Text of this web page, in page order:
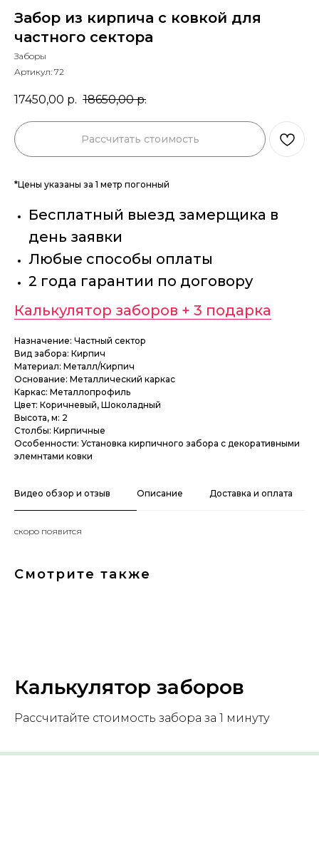
Забор из кирпича с ковкой для
частного сектора
Заборы
Артикул: 72
17450,00 р. 18650,00 р.
Рассчитать стоимость
*Цены указаны за 1 метр погонный
Бесплатный выезд замерщика в
день заявки
Любые способы оплаты
2 года гарантии по договору
Калькулятор заборов + 3 подарка
Назначение: Частный сектор
Вид забора: Кирпич
Материал: Металл/Кирпич
Основание: Металлический каркас
Каркас: Металлопрофиль
Цвет: Коричневый, Шоколадный
Высота, м: 2
Столбы: Кирпичные
Особенности: Установка кирпичного забора с декоративными
элемнтами ковки
Видео обзор и отзыв Описание Доставка и оплата
скоро появится
Смотрите также
Калькулятор заборов
Рассчитайте стоимость забора за 1 минуту